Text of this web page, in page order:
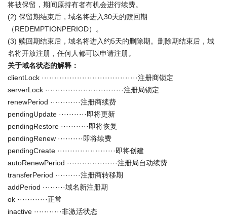
将被保留，期间原持有者有机会进行续费。
(2) 保留期结束后，域名将进入30天的赎回期
（REDEMPTIONPERIOD）。
(3) 赎回期结束后，域名将进入约5天的删除期。删除期结束后，域
名将开放注册，任何人都可以申请注册。
关于域名状态的解释：
clientLock ······································注册商锁定
serverLock ·······························注册局锁定
renewPeriod ············注册商续费
pendingUpdate ···········即将更新
pendingRestore ···········即将恢复
pendingRenew ··········即将续费
pendingCreate ·······················即将创建
autoRenewPeriod ····················注册局自动续费
transferPeriod ··········注册商转移期
addPeriod ·········域名新注册期
ok ············正常
inactive ···········非激活状态